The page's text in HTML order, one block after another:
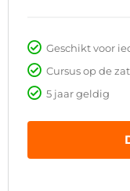
Geschikt voor
Cursus op de
5 jaar geldig